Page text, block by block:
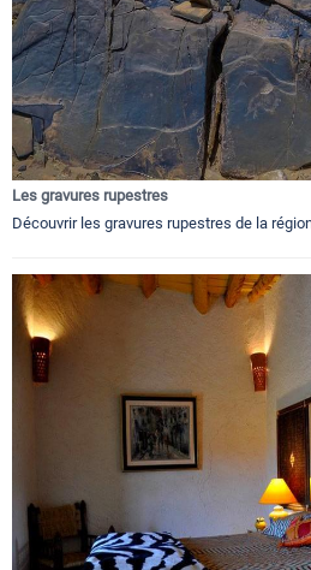
Les gravures rupestres
Découvrir les gravures rupestres de la